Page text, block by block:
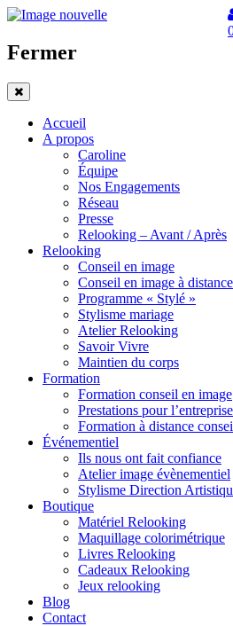
Fermer
Accueil
A propos
Caroline
Équipe
Nos Engagements
Réseau
Presse
Relooking – Avant / Après
Relooking
Conseil en image
Conseil en image à distance
Programme « Stylé »
Stylisme mariage
Atelier Relooking
Savoir Vivre
Maintien du corps
Formation
Formation conseil en image
Prestations pour l’entreprise
Formation à distance
Événementiel
Ils nous ont fait confiance
Atelier image évènementiel
Stylisme Direction
Boutique
Matériel Relooking
Maquillage colorimétrique
Livres Relooking
Cadeaux Relooking
Jeux relooking
Blog
Contact